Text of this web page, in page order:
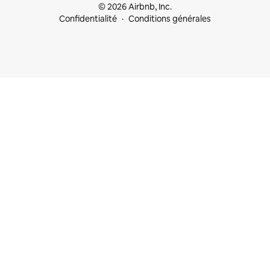
© 2026 Airbnb, Inc.
Confidentialité
Conditions générales